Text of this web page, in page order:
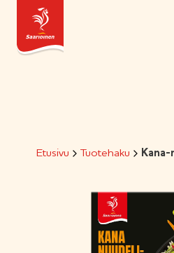
Hyppää
sisältöön
Etusivu Tuotehaku